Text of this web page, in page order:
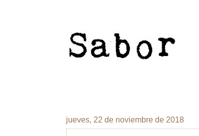
jueves, 22 de noviembre de 2018